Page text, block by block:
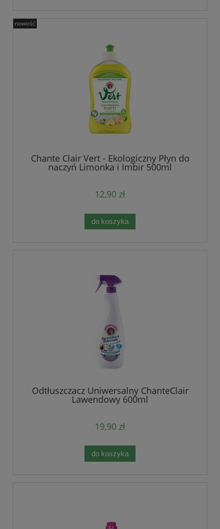
Chante Clair Vert - Ekologiczny Płyn do
naczyń Limonka i Imbir 500ml
12,90 zł
do koszyka
nowość
Odtłuszczacz Uniwersalny ChanteClair
Lawendowy 600ml
19,90 zł
do koszyka